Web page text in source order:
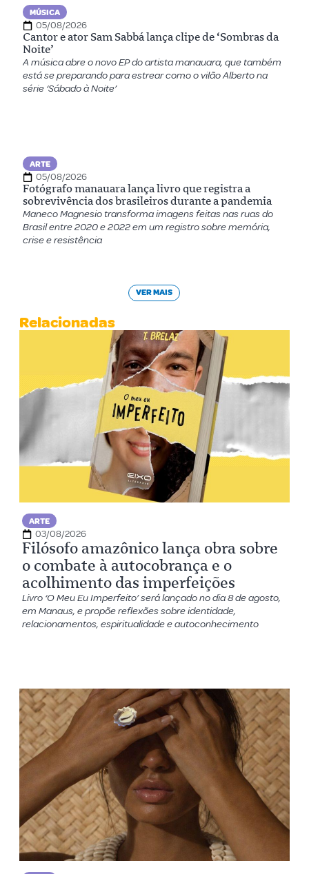
MÚSICA
05/08/2026
Cantor e ator Sam Sabbá lança clipe de ‘Sombras da
Noite’
A música abre o novo EP do artista manauara, que também
está se preparando para estrear como o vilão Alberto na
série ‘Sábado à Noite’
ARTE
05/08/2026
Fotógrafo manauara lança livro que registra a
sobrevivência dos brasileiros durante a pandemia
Maneco Magnesio transforma imagens feitas nas ruas do
Brasil entre 2020 e 2022 em um registro sobre memória,
crise e resistência
VER MAIS
Relacionadas
ARTE
03/08/2026
Filósofo amazônico lança obra sobre
o combate à autocobrança e o
acolhimento das imperfeições
Livro ‘O Meu Eu Imperfeito’ será lançado no dia 8 de agosto,
em Manaus, e propõe reflexões sobre identidade,
relacionamentos, espiritualidade e autoconhecimento